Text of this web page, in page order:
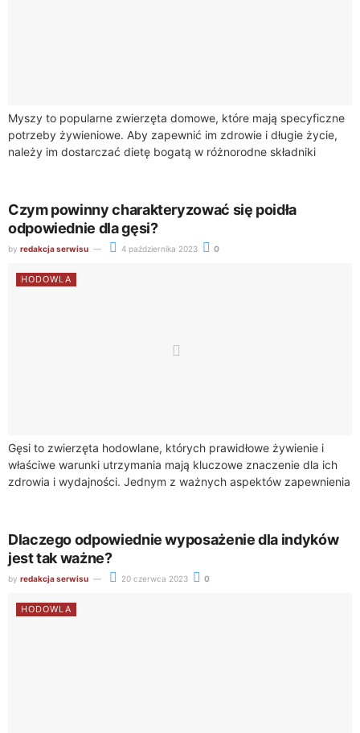
Myszy to popularne zwierzęta domowe, które mają specyficzne
potrzeby żywieniowe. Aby zapewnić im zdrowie i długie życie,
należy im dostarczać dietę bogatą w różnorodne składniki
Czym powinny charakteryzować się poidła
odpowiednie dla gęsi?
by redakcja serwisu 4 października 2023 0
HODOWLA
Gęsi to zwierzęta hodowlane, których prawidłowe żywienie i
właściwe warunki utrzymania mają kluczowe znaczenie dla ich
zdrowia i wydajności. Jednym z ważnych aspektów zapewnienia
Dlaczego odpowiednie wyposażenie dla indyków
jest tak ważne?
by redakcja serwisu 20 czerwca 2023 0
HODOWLA